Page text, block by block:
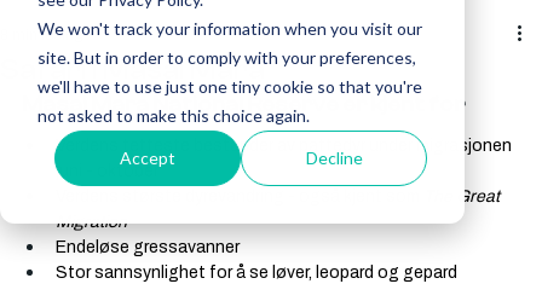
We won't track your information when you visit our
site. But in order to comply with your preferences,
we'll have to use just one tiny cookie so that you're
not asked to make this choice again.
Accept Decline
Safari i Masai Mara
8 min lesing
Masai Mara National Reserve er kjent for
Verdens tetteste bestander av pattedyr under migrasjonen
juni - oktober
Verdens største dyrevandring - også kjent som
The Great
Migration
Endeløse gressavanner
Stor sannsynlighet for å se løver, leopard og gepard